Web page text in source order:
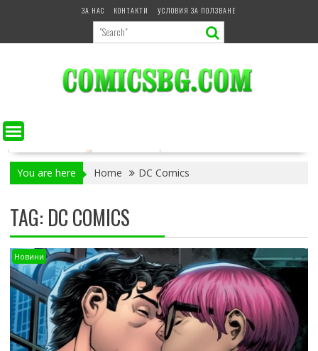
ЗА НАС КОНТАКТИ УСЛОВИЯ ЗА ПОЛЗВАНЕ
You are here Home DC Comics
TAG: DC COMICS
Новини